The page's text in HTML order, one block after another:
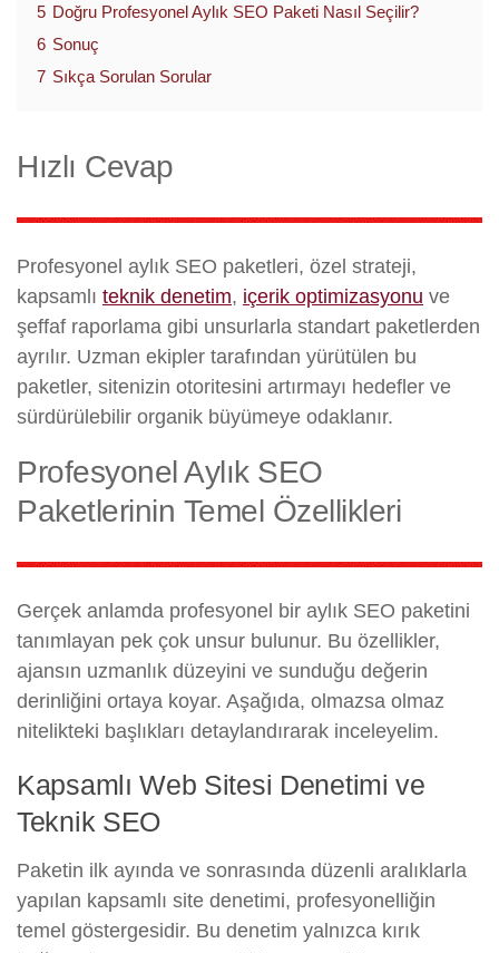
5 Doğru Profesyonel Aylık SEO Paketi Nasıl Seçilir?
6 Sonuç
7 Sıkça Sorulan Sorular
Hızlı Cevap
Profesyonel aylık SEO paketleri, özel strateji,
kapsamlı teknik denetim, içerik optimizasyonu ve
şeffaf raporlama gibi unsurlarla standart paketlerden
ayrılır. Uzman ekipler tarafından yürütülen bu
paketler, sitenizin otoritesini artırmayı hedefler ve
sürdürülebilir organik büyümeye odaklanır.
Profesyonel Aylık SEO
Paketlerinin Temel Özellikleri
Gerçek anlamda profesyonel bir aylık SEO paketini
tanımlayan pek çok unsur bulunur. Bu özellikler,
ajansın uzmanlık düzeyini ve sunduğu değerin
derinliğini ortaya koyar. Aşağıda, olmazsa olmaz
nitelikteki başlıkları detaylandırarak inceleyelim.
Kapsamlı Web Sitesi Denetimi ve
Teknik SEO
Paketin ilk ayında ve sonrasında düzenli aralıklarla
yapılan kapsamlı site denetimi, profesyonelliğin
temel göstergesidir. Bu denetim yalnızca kırık